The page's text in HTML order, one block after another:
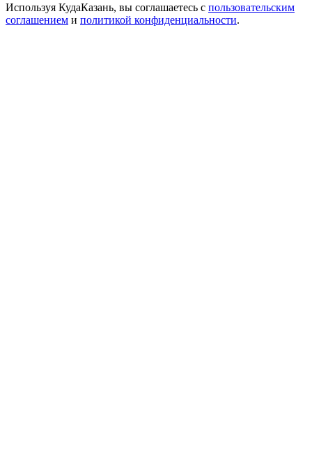
Используя КудаКазань, вы соглашаетесь с пользовательским
соглашением и политикой конфиденциальности.